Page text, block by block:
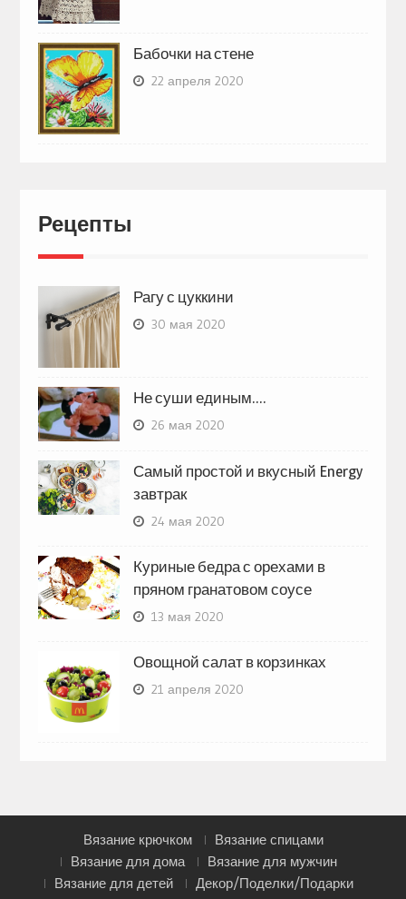
Бабочки на стене
22 апреля 2020
Рецепты
Рагу с цуккини
30 мая 2020
Не суши единым….
26 мая 2020
Самый простой и вкусный Energy
завтрак
24 мая 2020
Куриные бедра с орехами в
пряном гранатовом соусе
13 мая 2020
Овощной салат в корзинках
21 апреля 2020
Вязание крючком
Вязание спицами
Вязание для дома
Вязание для мужчин
Вязание для детей
Декор/Поделки/Подарки